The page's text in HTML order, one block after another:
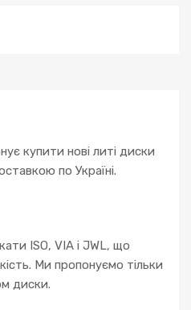
купити нові литі диски
по Україні.
ISO, VIA і JWL, що
Ми пропонуємо тільки
диски.